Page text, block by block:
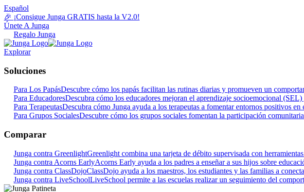
Español
🎉 ¡Consigue Junga GRATIS hasta la V2.0!
Únete A Junga
Regalo Junga
Explorar
Soluciones
Para Los PapásDescubre cómo los papás facilitan las rutinas diarias y promueven un
Para EducadoresDescubra cómo los educadores mejoran el aprendizaje socioemocional (SEL)
Para TerapeutasDescubra cómo Junga ayuda a los terapeutas a fomentar entornos positivos en
Para Grupos SocialesDescubre cómo los grupos sociales fomentan la participación
Comparar
Junga contra GreenlightGreenlight combina una tarjeta de débito supervisada con
Junga contra Acorns EarlyAcorns Early ayuda a los padres a enseñar a sus hijos sobre
Junga contra ClassDojoClassDojo ayuda a los maestros, los estudiantes y las familias a
Junga contra LiveSchoolLiveSchool permite a las escuelas realizar un seguimiento del